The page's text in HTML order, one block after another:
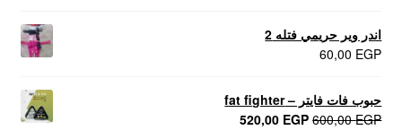
اندر وير حريمي فتله 2
60,00 EGP
حبوب فات فايتر – fat fighter
600,00EGP
السعر520,00 EGP
السعر